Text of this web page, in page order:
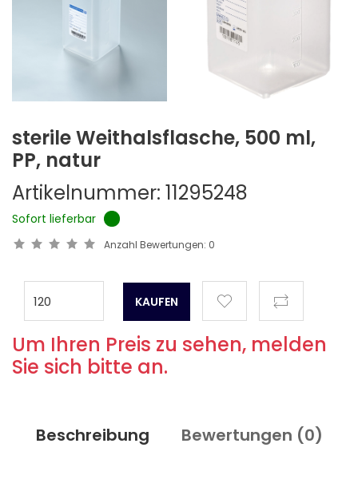
sterile Weithalsflasche, 500 ml,
PP, natur
Artikelnummer: 11295248
Sofort lieferbar
Anzahl Bewertungen: 0
Um Ihren Preis zu sehen, melden
Sie sich bitte an.
Beschreibung Bewertungen (0)